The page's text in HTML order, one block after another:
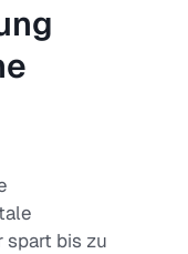
bis zu